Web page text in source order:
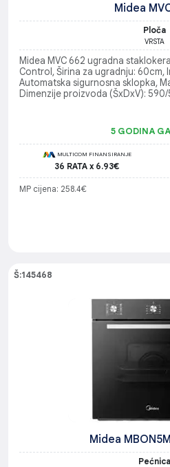
Midea
Ploča
VRSTA
Midea MVC 662 ugradna
Control, Širina za ugradnju:
Automatska sigurnosna sklopka,
Dimenzije proizvoda (ŠxDxV):
5 GODINA
MULTICOM FINANSIRANJE
36 RATA x 6.93€
MP cijena: 258.4€
Š:145468
Midea
Pećnica